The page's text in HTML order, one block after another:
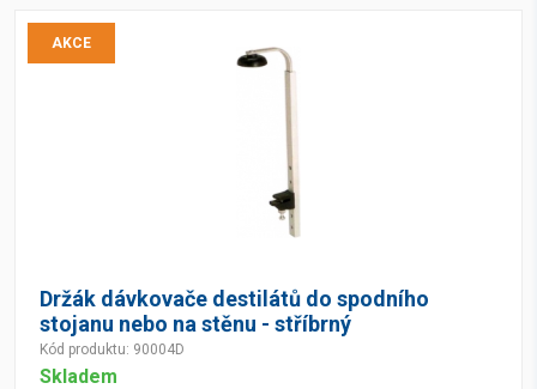
AKCE
Držák dávkovače destilátů do spodního
stojanu nebo na stěnu - stříbrný
Kód produktu: 90004D
Skladem